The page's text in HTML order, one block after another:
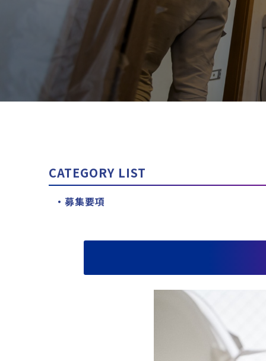
CATEGORY LIST
募集要項